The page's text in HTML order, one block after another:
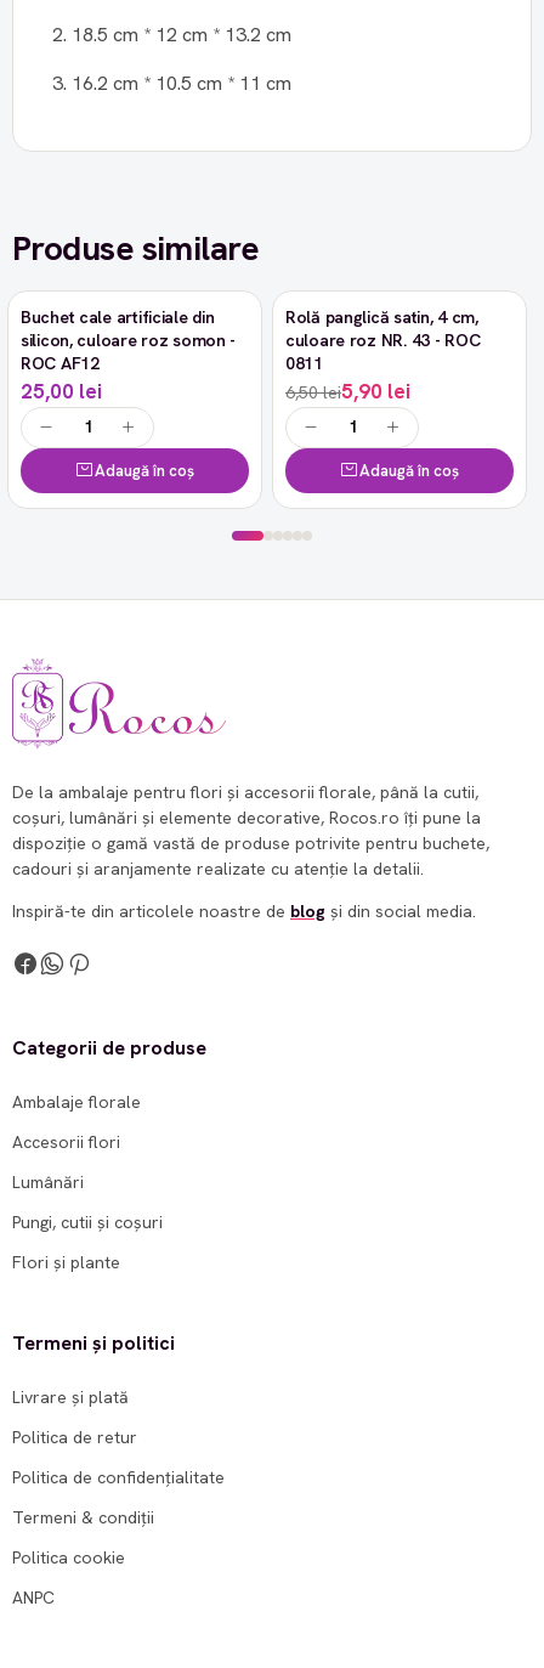
2. 18.5 cm * 12 cm * 13.2 cm
3. 16.2 cm * 10.5 cm * 11 cm
Produse similare
Buchet cale artificiale din
silicon, culoare roz somon -
ROC AF12
25,00 lei
Adaugă în coș
-9%
Rolă panglică satin, 4 cm,
culoare roz NR. 43 - ROC
0811
6,50 lei5,90 lei
Adaugă în coș
De la ambalaje pentru flori și accesorii florale, până la cutii,
coșuri, lumânări și elemente decorative, Rocos.ro îți pune la
dispoziție o gamă vastă de produse potrivite pentru buchete,
cadouri și aranjamente realizate cu atenție la detalii.
Inspiră-te din articolele noastre de blog și din social media.
Categorii de produse
Ambalaje florale
Accesorii flori
Lumânări
Pungi, cutii și coșuri
Flori și plante
Termeni și politici
Livrare și plată
Politica de retur
Politica de confidențialitate
Termeni & condiții
Politica cookie
ANPC